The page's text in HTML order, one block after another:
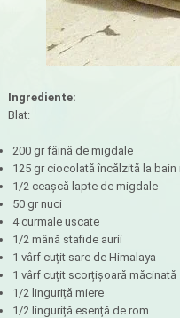
Ingrediente:
Blat:
200 gr făină de migdale
125 gr ciocolată încălzită la
1/2 ceașcă lapte de migdale
50 gr nuci
4 curmale uscate
1/2 mână stafide aurii
1 vârf cuțit sare de Himalaya
1 vârf cuțit scorțișoară măcinată
1/2 linguriță miere
1/2 linguriță esență de rom